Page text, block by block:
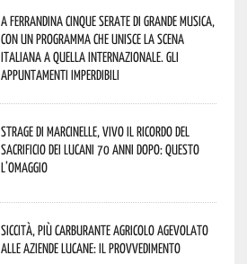
A Ferrandina cinque serate di grande musica,
con un programma che unisce la scena
italiana a quella internazionale. Gli
appuntamenti imperdibili
Strage di Marcinelle, vivo il ricordo del
sacrificio dei lucani 70 anni dopo: questo
l’omaggio
Siccità, più carburante agricolo agevolato
alle aziende lucane: il provvedimento